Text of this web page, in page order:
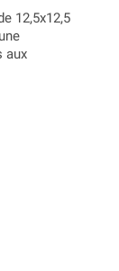
12,5x12,5
aux